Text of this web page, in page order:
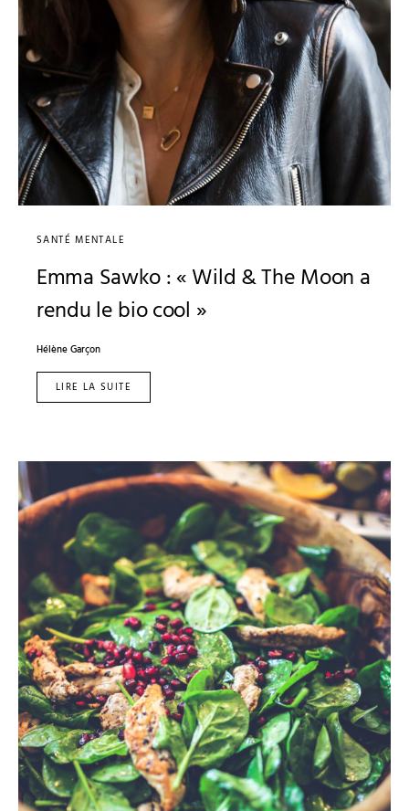
SANTÉ MENTALE
Emma Sawko : « Wild & The Moon a
rendu le bio cool »
Hélène Garçon
LIRE LA SUITE